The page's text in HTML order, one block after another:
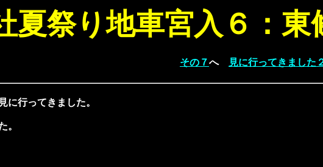
夏祭り地車宮入６：東
その７へ 見に行ってきました
に行ってきました。
。